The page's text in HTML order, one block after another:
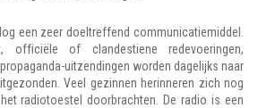
een zeer doeltreffend communicatiemiddel.
of clandestiene redevoeringen,
uitzendingen worden dagelijks naar
Veel gezinnen herinneren zich nog
radiotoestel doorbrachten. De radio is een